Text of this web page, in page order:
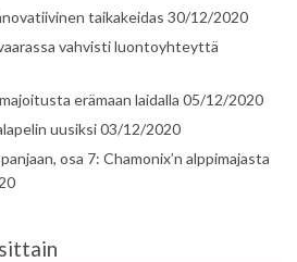
taikakeidas 30/12/2020
vahvisti luontoyhteyttä
erämaan laidalla 05/12/2020
uusiksi03/12/2020
osa 7: Chamonix’n alppimajasta